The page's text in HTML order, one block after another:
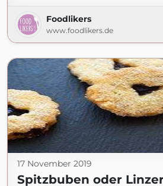
Foodlikers
www.foodlikers.de
17 November 2019
Spitzbuben oder